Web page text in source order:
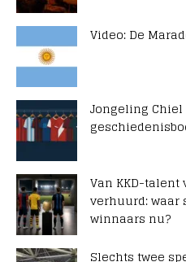
Video: De
Jongeling
Van KKD-
verhuurd:
winnaars nu?
Slechts twee